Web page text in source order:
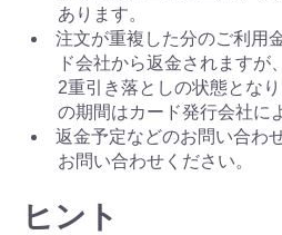
あります。
注文が重複した分のご利用
ド会社から返金されますが
2重引き落としの状態とな
の期間はカード発行会社に
返金予定などのお問い合わ
お問い合わせください。
ヒント